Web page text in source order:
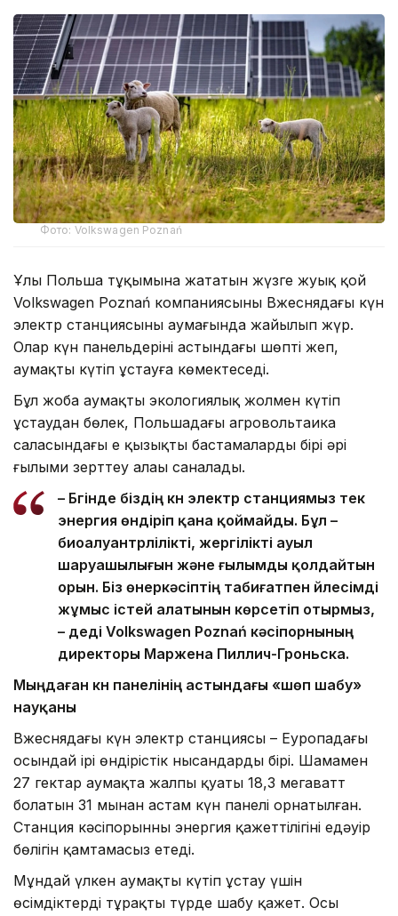
Фото: Volkswagen Poznań
Ұлы Польша тұқымына жататын жүзге жуық қой
Volkswagen Poznań компаниясының Вжеснядағы күн
электр станциясының аумағында жайылып жүр.
Олар күн панельдерінің астындағы шөпті жеп,
аумақты күтіп ұстауға көмектеседі.
Бұл жоба аумақты экологиялық жолмен күтіп
ұстаудан бөлек, Польшадағы агровольтаика
саласындағы ең қызықты бастамалардың бірі әрі
ғылыми зерттеу алаңы саналады.
– Бүгінде біздің күн электр станциямыз тек
энергия өндіріп қана қоймайды. Бұл –
биоалуантүрлілікті, жергілікті ауыл
шаруашылығын және ғылымды қолдайтын
орын. Біз өнеркәсіптің табиғатпен үйлесімді
жұмыс істей алатынын көрсетіп отырмыз,
– деді Volkswagen Poznań кәсіпорнының
директоры Маржена Пиллич-Гроньска.
Мыңдаған күн панелінің астындағы «шөп шабу»
науқаны
Вжеснядағы күн электр станциясы – Еуропадағы
осындай ірі өндірістік нысандардың бірі. Шамамен
27 гектар аумақта жалпы қуаты 18,3 мегаватт
болатын 31 мыңнан астам күн панелі орнатылған.
Станция кәсіпорынның энергия қажеттілігінің едәуір
бөлігін қамтамасыз етеді.
Мұндай үлкен аумақты күтіп ұстау үшін
өсімдіктерді тұрақты түрде шабу қажет. Осы